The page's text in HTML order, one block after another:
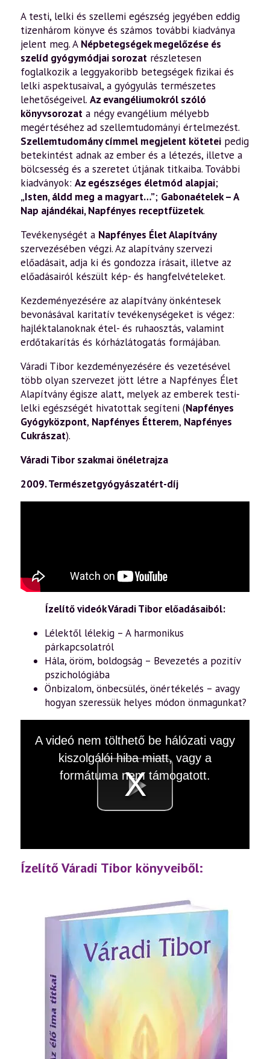
A testi, lelki és szellemi egészség jegyében eddig
tizenhárom könyve és számos további kiadványa
jelent meg. A Népbetegségek megelőzése és
szelíd gyógymódjai sorozat részletesen
foglalkozik a leggyakoribb betegségek fizikai és
lelki aspektusaival, a gyógyulás természetes
lehetőségeivel. Az evangéliumokról szóló
könyvsorozat a négy evangélium mélyebb
megértéséhez ad szellemtudományi értelmezést.
Szellemtudomány címmel megjelent kötetei pedig
betekintést adnak az ember és a létezés, illetve a
bölcsesség és a szeretet útjának titkaiba. További
kiadványok: Az egészséges életmód alapjai;
„Isten, áldd meg a magyart…”; Gabonaételek – A
Nap ajándékai,Napfényes receptfüzetek.
Tevékenységét a Napfényes Élet Alapítvány
szervezésében végzi. Az alapítvány szervezi
előadásait, adja ki és gondozza írásait, illetve az
előadásairól készült kép- és hangfelvételeket.
Kezdeményezésére az alapítvány önkéntesek
bevonásával karitatív tevékenységeket is végez:
hajléktalanoknak étel- és ruhaosztás, valamint
erdőtakarítás és kórházlátogatás formájában.
Váradi Tibor kezdeményezésére és vezetésével
több olyan szervezet jött létre a Napfényes Élet
Alapítvány égisze alatt, melyek az emberek testi-
lelki egészségét hivatottak segíteni (Napfényes
Gyógyközpont, Napfényes Étterem, Napfényes
Cukrászat).
Váradi Tibor szakmai önéletrajza
2009. Természetgyógyászatért-díj
Ízelítő videók Váradi Tibor előadásaiból:
Lélektől lélekig – A harmonikus
párkapcsolatról
Hála, öröm, boldogság – Bevezetés a pozitív
pszichológiába
Önbizalom, önbecsülés, önértékelés – avagy
hogyan szeressük helyes módon önmagunkat?
Videó
A videó nem tölthető be hálózati vagy
kiszolgálói hiba miatt, vagy a
formátuma nem támogatott.
Ízelítő Váradi Tibor könyveiből: